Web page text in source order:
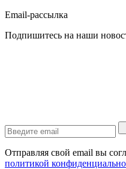
Email-рассылка
Подпишитесь на наши
Отправляя свой email вы
политикой